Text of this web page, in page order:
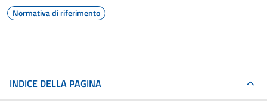
Normativa di riferimento
INDICE DELLA PAGINA